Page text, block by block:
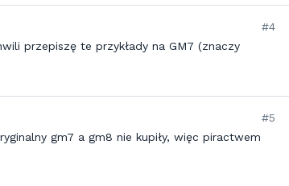
#4
przepiszę te przykłady na GM7 (znaczy
#5
gm7 a gm8 nie kupiły, więc piractwem